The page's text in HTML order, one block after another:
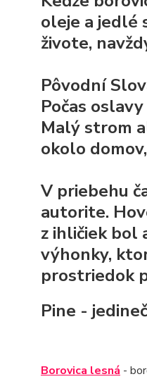
oleje a jedlé
živote,
Pôvodní
Počas
Malý strom
okolo
V priebehu
autorite.
z ihličiek bol
výhonky,
prostriedok
Pine -
Borovica lesná -